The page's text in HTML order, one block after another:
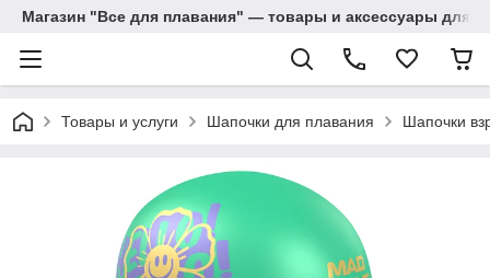
Магазин "Все для плавания" — товары и аксессуары для
Товары и услуги Шапочки для плавания Шапочки